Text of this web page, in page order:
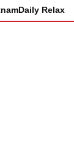
Relax